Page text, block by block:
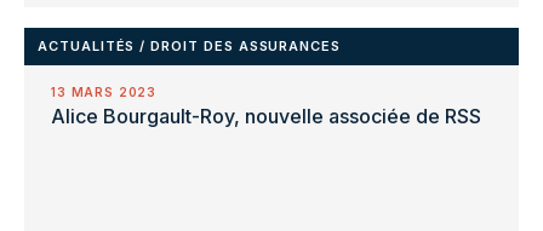
ACTUALITÉS /DROIT DES ASSURANCES
13 MARS 2023
Alice Bourgault-Roy, nouvelle associée de RSS